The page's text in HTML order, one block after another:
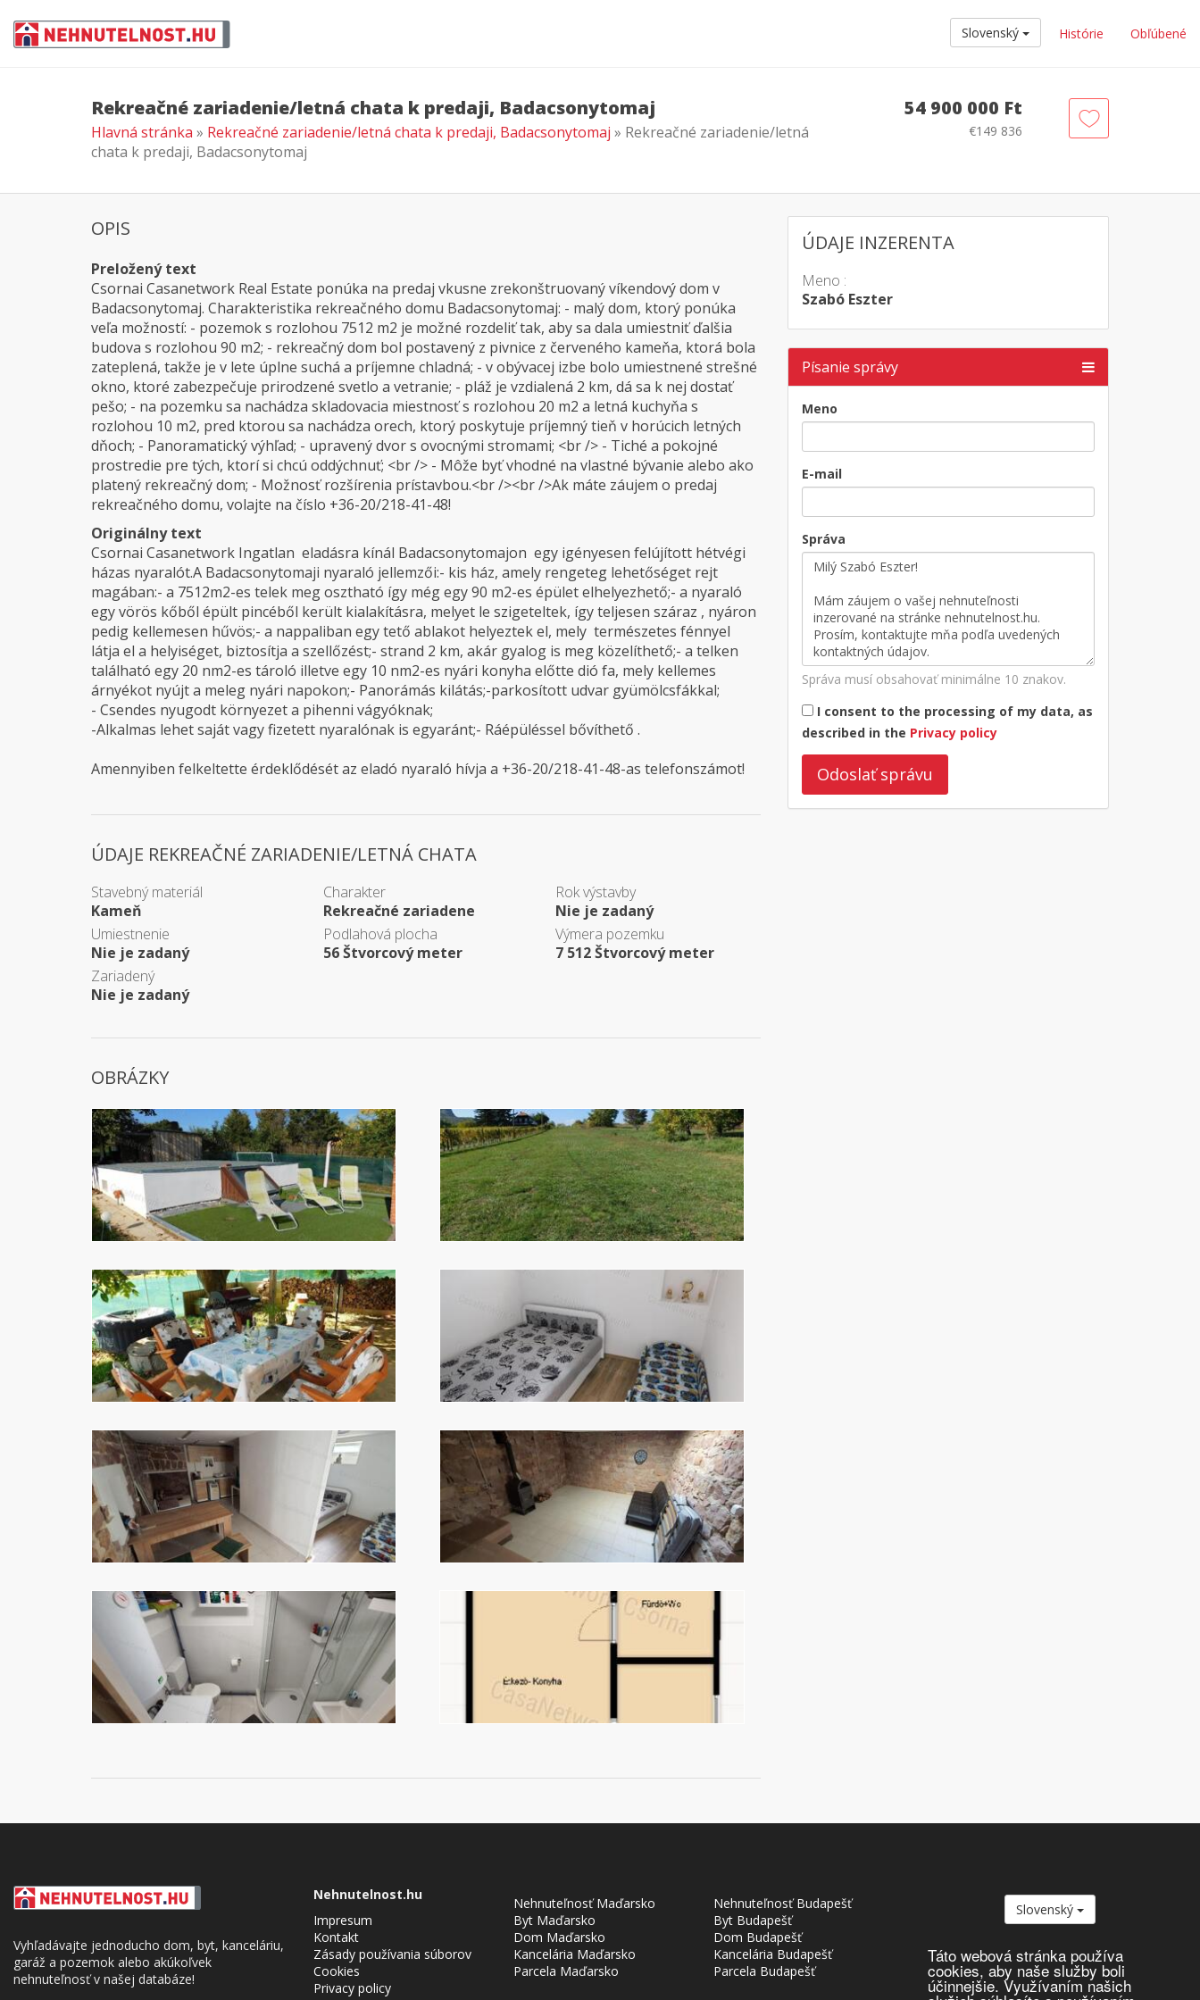
Táto webová stránka používa
cookies, aby naše služby boli
účinnejšie. Využívaním našich
Slovenský Histórie Obľúbené
Rekreačné zariadenie/letná chata k predaji, Badacsonytomaj
Hlavná stránka » Rekreačné zariadenie/letná chata k predaji, Badacsonytomaj » Rekreačné zariadenie/letná
chata k predaji, Badacsonytomaj
54 900 000 Ft
€149 836
ÚDAJE INZERENTA
Meno :
Szabó Eszter
Písanie správy
Meno
E-mail
Správa
Správa musí obsahovať minimálne 10 znakov.
I consent to the processing of my data, as
described in the Privacy policy
Odoslať správu
OPIS
Preložený text
Csornai Casanetwork Real Estate ponúka na predaj vkusne zrekonštruovaný víkendový dom v
Badacsonytomaj. Charakteristika rekreačného domu Badacsonytomaj: - malý dom, ktorý ponúka
veľa možností: - pozemok s rozlohou 7512 m2 je možné rozdeliť tak, aby sa dala umiestniť ďalšia
budova s rozlohou 90 m2; - rekreačný dom bol postavený z pivnice z červeného kameňa, ktorá bola
zateplená, takže je v lete úplne suchá a príjemne chladná; - v obývacej izbe bolo umiestnené strešné
okno, ktoré zabezpečuje prirodzené svetlo a vetranie; - pláž je vzdialená 2 km, dá sa k nej dostať
pešo; - na pozemku sa nachádza skladovacia miestnosť s rozlohou 20 m2 a letná kuchyňa s
rozlohou 10 m2, pred ktorou sa nachádza orech, ktorý poskytuje príjemný tieň v horúcich letných
dňoch; - Panoramatický výhľad; - upravený dvor s ovocnými stromami; <br /> - Tiché a pokojné
prostredie pre tých, ktorí si chcú oddýchnuť; <br /> - Môže byť vhodné na vlastné bývanie alebo ako
platený rekreačný dom; - Možnosť rozšírenia prístavbou.<br /><br />Ak máte záujem o predaj
rekreačného domu, volajte na číslo +36-20/218-41-48!
Originálny text
Csornai Casanetwork Ingatlan eladásra kínál Badacsonytomajon egy igényesen felújított hétvégi
házas nyaralót.A Badacsonytomaji nyaraló jellemzői:- kis ház, amely rengeteg lehetőséget rejt
magában:- a 7512m2-es telek meg osztható így még egy 90 m2-es épület elhelyezhető;- a nyaraló
egy vörös kőből épült pincéből került kialakításra, melyet le szigeteltek, így teljesen száraz , nyáron
pedig kellemesen hűvös;- a nappaliban egy tető ablakot helyeztek el, mely természetes fénnyel
látja el a helyiséget, biztosítja a szellőzést;- strand 2 km, akár gyalog is meg közelíthető;- a telken
található egy 20 nm2-es tároló illetve egy 10 nm2-es nyári konyha előtte dió fa, mely kellemes
árnyékot nyújt a meleg nyári napokon;- Panorámás kilátás;-parkosított udvar gyümölcsfákkal;
- Csendes nyugodt környezet a pihenni vágyóknak;
-Alkalmas lehet saját vagy fizetett nyaralónak is egyaránt;- Ráépüléssel bővíthető .
Amennyiben felkeltette érdeklődését az eladó nyaraló hívja a +36-20/218-41-48-as telefonszámot!
ÚDAJE REKREAČNÉ ZARIADENIE/LETNÁ CHATA
Stavebný materiál
Kameň
Charakter
Rekreačné zariadene
Rok výstavby
Nie je zadaný
Umiestnenie
Nie je zadaný
Podlahová plocha
56 Štvorcový meter
Výmera pozemku
7 512 Štvorcový meter
Zariadený
Nie je zadaný
OBRÁZKY
Vyhľadávajte jednoducho dom, byt, kanceláriu,
garáž a pozemok alebo akúkoľvek
nehnuteľnosť v našej databáze!
Nehnutelnost.hu
Impresum
Kontakt
Zásady používania súborov
Cookies
Privacy policy
Nehnuteľnosť Maďarsko
Byt Maďarsko
Dom Maďarsko
Kancelária Maďarsko
Parcela Maďarsko
Nehnuteľnosť Budapešť
Byt Budapešť
Dom Budapešť
Kancelária Budapešť
Parcela Budapešť
Slovenský